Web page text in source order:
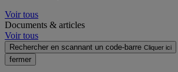
Voir tous
Documents & articles
Voir tous
Rechercher en scannant un code-barre Cliquer ici
fermer